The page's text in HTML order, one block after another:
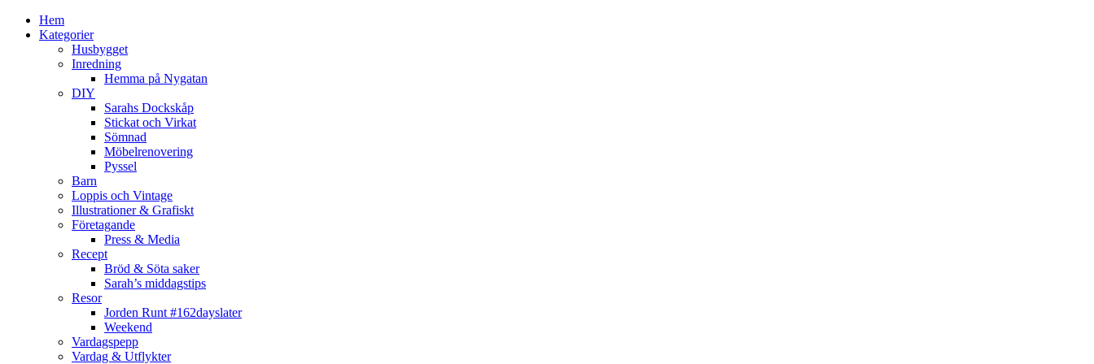
Hem
Kategorier
Husbygget
Inredning
Hemma på Nygatan
DIY
Sarahs Dockskåp
Stickat och Virkat
Sömnad
Möbelrenovering
Pyssel
Barn
Loppis och Vintage
Illustrationer & Grafiskt
Företagande
Press & Media
Recept
Bröd & Söta saker
Sarah’s middagstips
Resor
Jorden Runt #162dayslater
Weekend
Vardagspepp
Vardag & Utflykter